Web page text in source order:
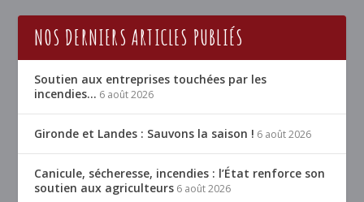
NOS DERNIERS ARTICLES PUBLIÉS
Soutien aux entreprises touchées par les
incendies… 6 août 2026
Gironde et Landes : Sauvons la saison ! 6 août 2026
Canicule, sécheresse, incendies : l’État renforce son
soutien aux agriculteurs 6 août 2026